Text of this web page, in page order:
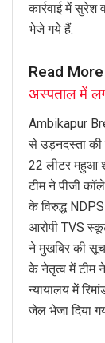
कार्रवाई में सुरेश
भेजे गये हैं.
Read
अस्पताल में
Ambikapur
से उड़नदस्ता की
22 लीटर महुआ
टीम ने पीजी
के विरुद्ध
आरोपी TVS
ने मुखबिर की
के नेतृत्व में टीम ने
न्यायालय में
जेल भेजा दिया